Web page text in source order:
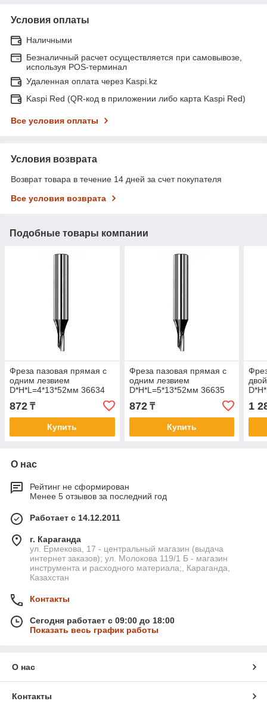
Условия оплаты
Наличными
Безналичный расчет осуществляется при самовывозе,
используя POS-терминал
Удаленная оплата через Kaspi.kz
Kaspi Red (QR-код в приложении либо карта Kaspi Red)
Все условия оплаты
Условия возврата
Возврат товара в течение 14 дней за счет покупателя
Все условия возврата
Подобные товары компании
Фреза пазовая прямая с
одним лезвием
D*H*L=4*13*52мм 36634
872 ₸
Купить
Фреза пазовая прямая с
одним лезвием
D*H*L=5*13*52мм 36635
872₸
Купить
1
О нас
Рейтинг не сформирован
Менее 5 отзывов за последний год
Работает с 14.12.2011
г. Караганда
ул. Ермекова, 17 - центральный магазин (выдача
интернет заказов); ул. Молокова 119/1 Б - магазин
инструмента и расходного материала;, Караганда,
Казахстан
Контакты
Сегодня работает с 09:00 до 18:00
Показать весь график работы
О нас
Контакты